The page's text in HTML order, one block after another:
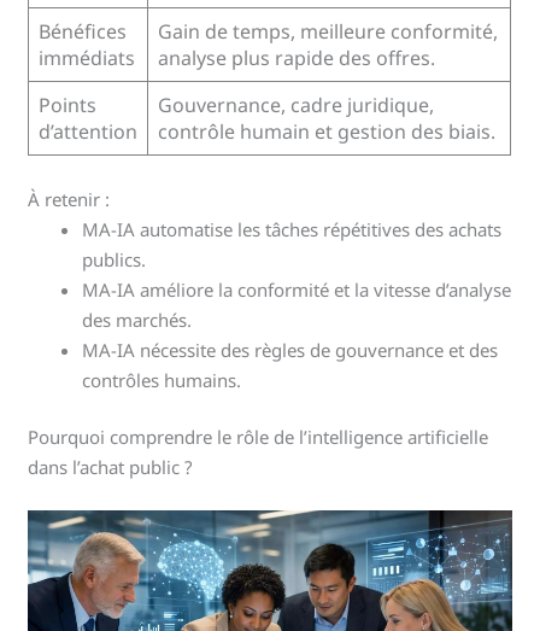
Bénéfices
immédiats
Gain de temps, meilleure conformité,
analyse plus rapide des offres.
Points
d’attention
Gouvernance, cadre juridique,
contrôle humain et gestion des biais.
À retenir :
MA-IA automatise les tâches répétitives des achats
publics.
MA-IA améliore la conformité et la vitesse d’analyse
des marchés.
MA-IA nécessite des règles de gouvernance et des
contrôles humains.
Pourquoi comprendre le rôle de l’intelligence artificielle
dans l’achat public ?